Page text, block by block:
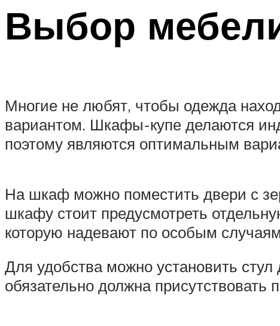
Выбор
Многие не любят, чтобы одежда
вариантом. Шкафы-купе делаются
поэтому являются оптимальным
На шкаф можно поместить двери с
шкафу стоит предусмотреть
которую надевают по особым
Для удобства можно установить
обязательно должна